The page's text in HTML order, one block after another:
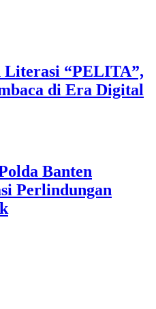
“PELITA”,
di Era Digital
Banten
Perlindungan